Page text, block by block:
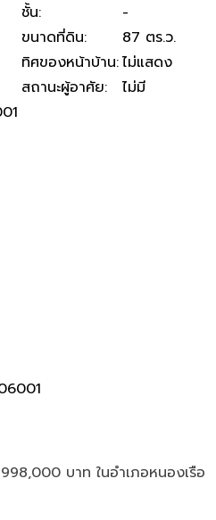
ชั้น:
-
ขนาดที่ดิน:
87 ตร.ว.
ทิศของหน้าบ้าน:ไม่แสดง
สถานะผู้อาศัย:
ไม่มี
บาท ในอำเภอหนองเรือ